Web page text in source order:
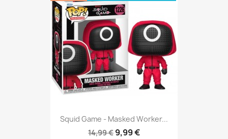
Squid Game - Masked Worker...
14,99 € 9,99 €